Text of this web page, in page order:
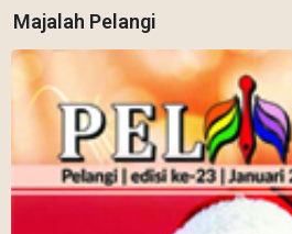
Majalah Pelangi